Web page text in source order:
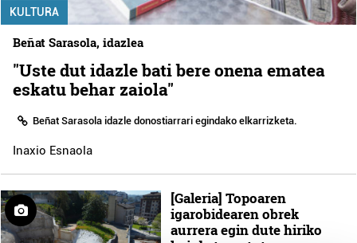
KULTURA
Beñat Sarasola, idazlea
"Uste dut idazle bati bere onena ematea
eskatu behar zaiola"
Beñat Sarasola idazle donostiarrari egindako elkarrizketa.
Inaxio Esnaola
[Galeria] Topoaren
igarobidearen obrek
aurrera egin dute hiriko